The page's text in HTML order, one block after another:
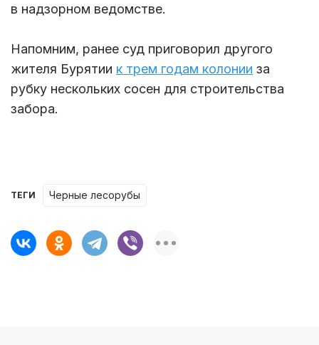
в надзорном ведомстве.
Напомним, ранее суд приговорил другого
жителя Бурятии к трем годам колонии за
рубку нескольких сосен для строительства
забора.
ТЕГИ черные лесорубы